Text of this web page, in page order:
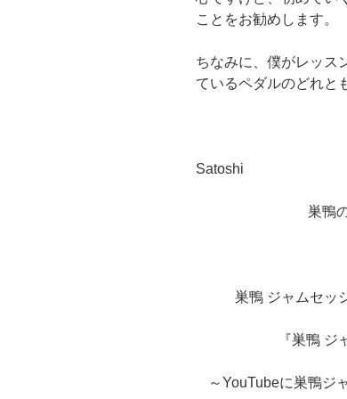
ことをお勧めします。
ちなみに、僕がレッス
ているペダルのどれと
Satoshi
巣鴨
巣鴨 ジャムセ
『巣鴨 ジ
～YouTubeに巣鴨ジ